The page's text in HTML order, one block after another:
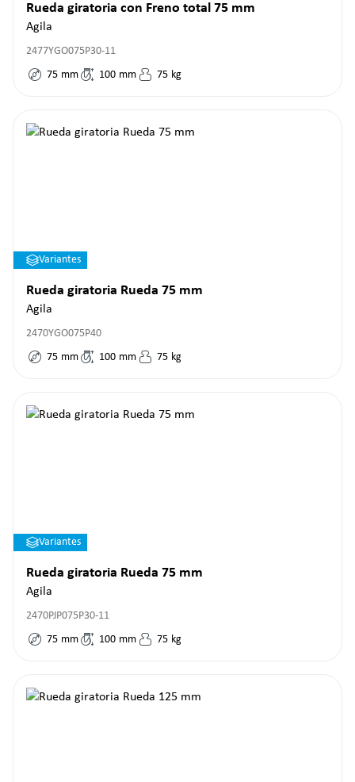
Rueda giratoria con Freno total 75 mm
Agila
2477YGO075P30-11
75 mm 100 mm 75 kg
Variantes
Rueda giratoria Rueda 75 mm
Agila
2470YGO075P40
75 mm 100 mm 75 kg
Variantes
Rueda giratoria Rueda 75 mm
Agila
2470PJP075P30-11
75 mm 100 mm 75 kg